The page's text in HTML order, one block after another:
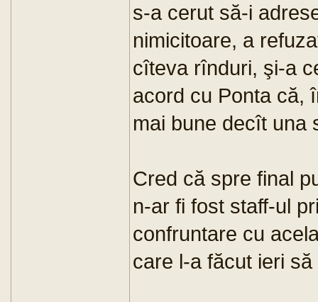
s-a cerut să-i
nimicitoare, a
cîteva rînduri, şi-a
acord cu Ponta că,
mai bune decît una
Cred că spre final
n-ar fi fost staff-ul
confruntare cu
care l-a făcut ieri